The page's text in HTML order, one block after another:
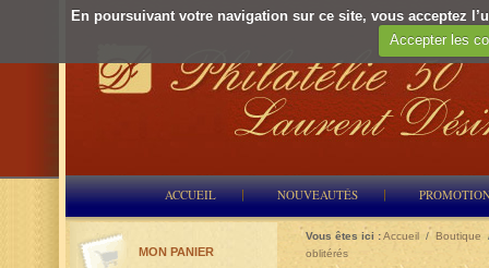
En poursuivant votre navigation sur ce site, vous acceptez
Accepter les
ACCUEIL NOUVEAUTÉS
Vous êtes ici :Accueil / Boutique
oblitérés
MON PANIER